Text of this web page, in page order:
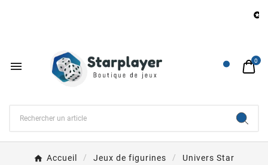

 0
Accueil Jeux de figurines
Univers Star